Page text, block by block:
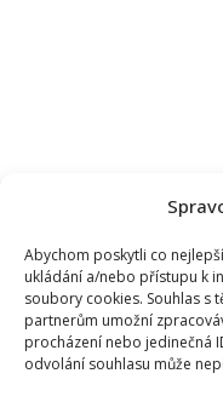
Abychom poskytli co
ukládání a/nebo přístupu k
soubory cookies. Souhlas s
partnerům umožní
procházení nebo jedinečná
odvolání souhlasu může